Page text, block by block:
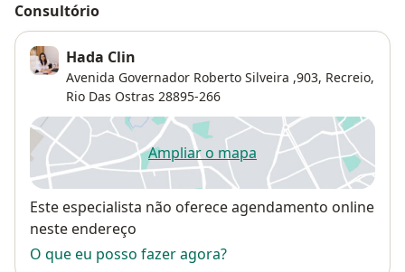
Consultório
Hada Clin
Avenida Governador Roberto Silveira ,903, Recreio,
Rio Das Ostras 28895-266
Ampliar o mapaabre num novo separador
Disponibilidade
Este especialista não oferece agendamento online
neste endereço
O que eu posso fazer agora?